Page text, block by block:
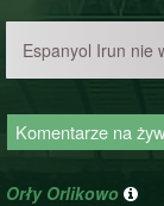
Espanyol Irun nie
Komentarze na
Orły Orlikowo